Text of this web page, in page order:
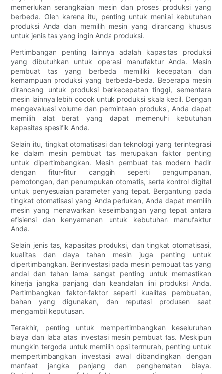
memerlukan serangkaian mesin dan proses produksi yang
berbeda. Oleh karena itu, penting untuk menilai kebutuhan
produksi Anda dan memilih mesin yang dirancang khusus
untuk jenis tas yang ingin Anda produksi.
Pertimbangan penting lainnya adalah kapasitas produksi
yang dibutuhkan untuk operasi manufaktur Anda. Mesin
pembuat tas yang berbeda memiliki kecepatan dan
kemampuan produksi yang berbeda-beda. Beberapa mesin
dirancang untuk produksi berkecepatan tinggi, sementara
mesin lainnya lebih cocok untuk produksi skala kecil. Dengan
mengevaluasi volume dan permintaan produksi, Anda dapat
memilih alat berat yang dapat memenuhi kebutuhan
kapasitas spesifik Anda.
Selain itu, tingkat otomatisasi dan teknologi yang terintegrasi
ke dalam mesin pembuat tas merupakan faktor penting
untuk dipertimbangkan. Mesin pembuat tas modern hadir
dengan fitur-fitur canggih seperti pengumpanan,
pemotongan, dan penumpukan otomatis, serta kontrol digital
untuk penyesuaian parameter yang tepat. Bergantung pada
tingkat otomatisasi yang Anda perlukan, Anda dapat memilih
mesin yang menawarkan keseimbangan yang tepat antara
efisiensi dan kenyamanan untuk kebutuhan manufaktur
Anda.
Selain jenis tas, kapasitas produksi, dan tingkat otomatisasi,
kualitas dan daya tahan mesin juga penting untuk
dipertimbangkan. Berinvestasi pada mesin pembuat tas yang
andal dan tahan lama sangat penting untuk memastikan
kinerja jangka panjang dan keandalan lini produksi Anda.
Pertimbangkan faktor-faktor seperti kualitas pembuatan,
bahan yang digunakan, dan reputasi produsen saat
mengambil keputusan.
Terakhir, penting untuk mempertimbangkan keseluruhan
biaya dan laba atas investasi mesin pembuat tas. Meskipun
mungkin tergoda untuk memilih opsi termurah, penting untuk
mempertimbangkan investasi awal dibandingkan dengan
manfaat jangka panjang dan penghematan biaya.